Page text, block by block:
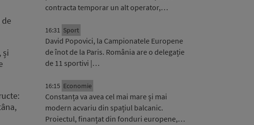
și
contracta temporar un alt operator,…
16:31 Sport
David Popovici, la Campionatele Europene
de înot de la Paris. România are o delegație
de 11 sportivi |…
16:15 Economie
Constanța va avea cel mai mare și mai
modern acvariu din spațiul balcanic.
Proiectul, finanțat din fonduri europene,…